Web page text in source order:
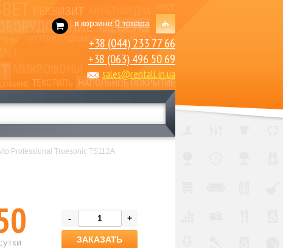
в корзине0 товара
+38 (044) 233 77 66
+38 (063) 496 50 69
sales@rentall.in.ua
Professional Truesonic TS112A
- +